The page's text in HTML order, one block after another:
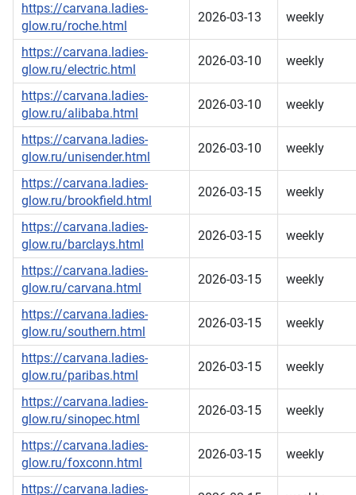
https://carvana.ladies-
glow.ru/roche.html
2026-03-13 weekly
https://carvana.ladies-
glow.ru/electric.html
2026-03-10 weekly
https://carvana.ladies-
glow.ru/alibaba.html
2026-03-10 weekly
https://carvana.ladies-
glow.ru/unisender.html
2026-03-10 weekly
https://carvana.ladies-
glow.ru/brookfield.html
2026-03-15 weekly
https://carvana.ladies-
glow.ru/barclays.html
2026-03-15 weekly
https://carvana.ladies-
glow.ru/carvana.html
2026-03-15 weekly
https://carvana.ladies-
glow.ru/southern.html
2026-03-15 weekly
https://carvana.ladies-
glow.ru/paribas.html
2026-03-15 weekly
https://carvana.ladies-
glow.ru/sinopec.html
2026-03-15 weekly
https://carvana.ladies-
glow.ru/foxconn.html
2026-03-15 weekly
https://carvana.ladies-